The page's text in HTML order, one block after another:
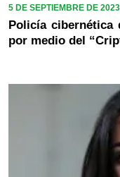
5 DE SEPTIEMBRE DE 2023
Policía cibernética
por medio del